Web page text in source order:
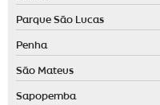
Parque São Lucas
Penha
São Mateus
Sapopemba